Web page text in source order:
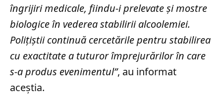
îngrijiri medicale, fiindu-i prelevate și mostre
biologice în vederea stabilirii alcoolemiei.
Polițiștii continuă cercetările pentru stabilirea
cu exactitate a tuturor împrejurărilor în care
s-a produs evenimentul”, au informat
aceștia.